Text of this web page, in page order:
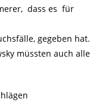
dass es für
gegeben hat.
müssten auch alle